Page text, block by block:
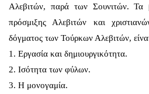
Αλεβιτών, παρά των Σουνιτών. Τα
πρόσμιξης Αλεβιτών και
δόγματος των Τούρκων Αλεβιτών,
1. Εργασία και δημιουργικότητα.
2. Ισότητα των φύλων.
3. Η μονογαμία.